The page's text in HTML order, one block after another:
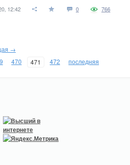
12:42 0 766
→
470 471 472 последняя